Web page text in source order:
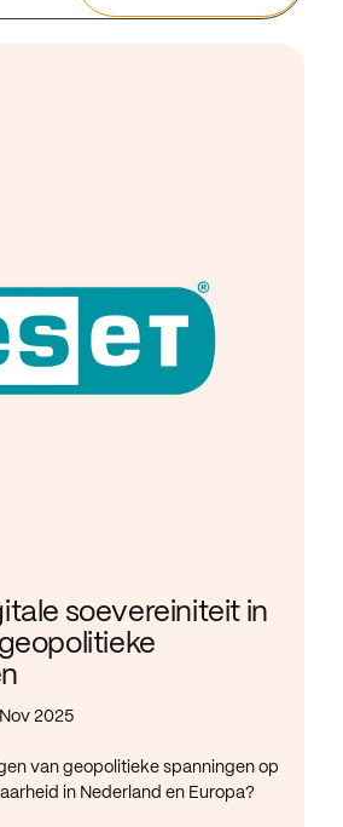
soevereiniteit in
2025
van geopolitieke spanningen op
in Nederland en Europa?